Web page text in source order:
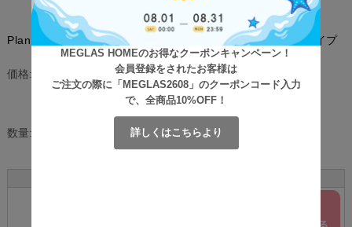
MEGLAS HOMEのお得なクーポンキャンペーン！
会員登録をされたお客様は
ご注文の際に「MEGLAS2608」のクーポンコード入力
で、全商品10%OFF！
詳しくはこちらより
Planter（プランター） マグネシウムプランター 幅36cmタイプ
価格: ¥9,200
[ポイント還元 92ポイント～]
数量: